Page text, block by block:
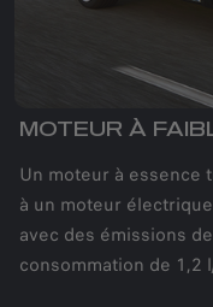
MOTEUR À
Un moteur à essence
à un moteur
avec des émissions
consommation de 1,2